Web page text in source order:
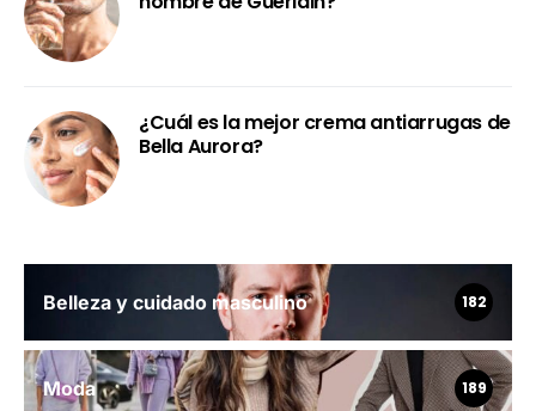
¿Cuál es la mejor crema antiarrugas de
Bella Aurora?
Belleza y cuidado masculino 182
Moda 189